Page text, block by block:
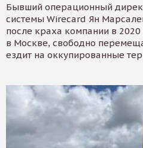
Бывший операционный
системы Wirecard Ян
после краха компании в 2020
в Москве, свободно
ездит на оккупированные